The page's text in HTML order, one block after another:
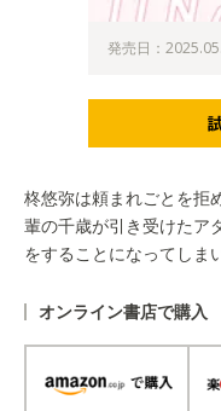
発売日：
柊悠弥は頼まれごとを拒
輩の千歳が引き受けたア
をすることになってしま
オンライン書店で購入